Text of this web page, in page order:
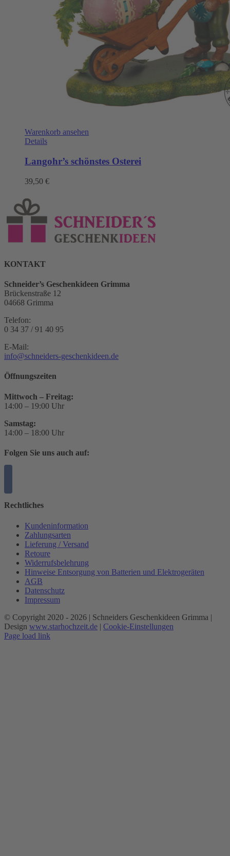
Warenkorb ansehen
Details
Langohr’s schönstes Osterei
39,50 €
KONTAKT
Schneider’s Geschenkideen Grimma
Brückenstraße 12
04668 Grimma
Telefon:
0 34 37 / 91 40 95
E-Mail:
info@schneiders-geschenkideen.de
Öffnungszeiten
Mittwoch – Freitag:
14:00 – 19:00 Uhr
Samstag:
14:00 – 18:00 Uhr
Folgen Sie uns auch auf:
Rechtliches
Kundeninformation
Zahlungsarten
Lieferung / Versand
Retoure
Widerrufsbelehrung
Hinweise Entsorgung von Batterien und Elektrogeräten
AGB
Datenschutz
Impressum
© Copyright 2020 - 2026 | Schneiders Geschenkideen Grimma |
Design www.starhochzeit.de | Cookie-Einstellungen
Page load link